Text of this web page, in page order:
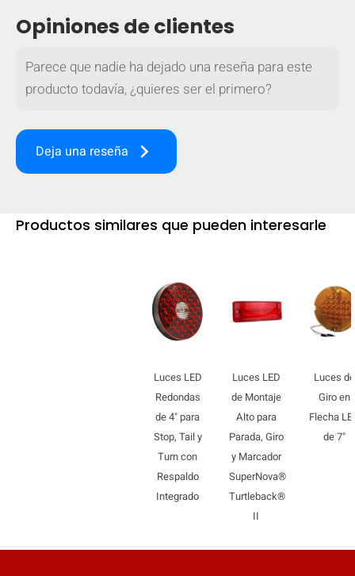
Opiniones de clientes
Parece que nadie ha dejado una reseña para este
producto todavía, ¿quieres ser el primero?
Deja una reseña keyboard_arrow_right
Productos similares que pueden interesarle
Luces LED
Redondas
de 4" para
Stop, Tail y
Turn con
Respaldo
Integrado
Luces LED
de Montaje
Alto para
Parada, Giro
y Marcador
SuperNova®
Turtleback®
II
Luces de
Giro en
Flecha
de 7"